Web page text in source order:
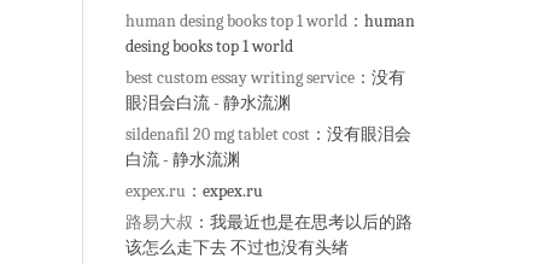
human desing books top 1 world ：human
desing books top 1 world
best custom essay writing service ：没有
眼泪会白流 - 静水流渊
sildenafil 20 mg tablet cost ：没有眼泪会
白流 - 静水流渊
expex.ru ：expex.ru
路易大叔 ：我最近也是在思考以后的路
该怎么走下去 不过也没有头绪